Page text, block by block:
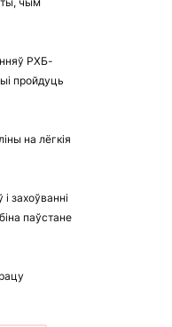
РХБ-
пройдуць
на лёгкія
захоўванні
паўстане